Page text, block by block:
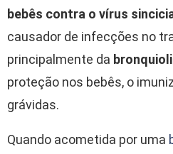
bebês contra o vírus
causador de infecções no
principalmente da
proteção nos bebês, o
grávidas.
Quando acometida por uma